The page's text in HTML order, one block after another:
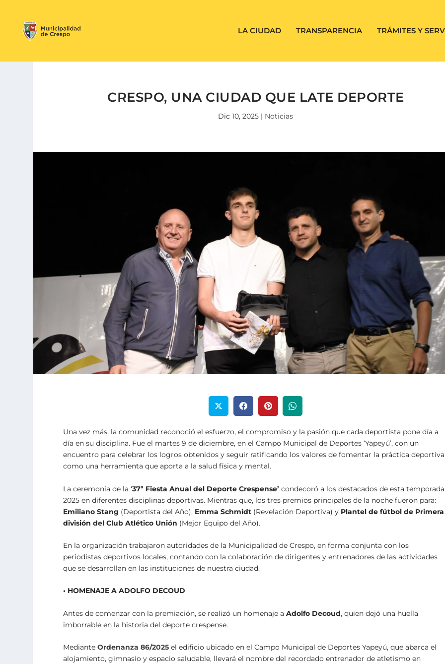
LA CIUDAD TRANSPARENCIA TRÁMITES Y
CRESPO, UNA CIUDAD QUE LATE DEPORTE
Dic 10, 2025 | Noticias
Una vez más, la comunidad reconoció el esfuerzo, el compromiso y la pasión que cada deportista pone día a
día en su disciplina. Fue el martes 9 de diciembre, en el Campo Municipal de Deportes ‘Yapeyú’, con un
encuentro para celebrar los logros obtenidos y seguir ratificando los valores de fomentar la práctica deportiva
como una herramienta que aporta a la salud física y mental.
La ceremonia de la ‘37ª Fiesta Anual del Deporte Crespense’ condecoró a los destacados de esta temporada
2025 en diferentes disciplinas deportivas. Mientras que, los tres premios principales de la noche fueron para:
Emiliano Stang (Deportista del Año), Emma Schmidt (Revelación Deportiva) y Plantel de fútbol de Primera
división del Club Atlético Unión (Mejor Equipo del Año).
En la organización trabajaron autoridades de la Municipalidad de Crespo, en forma conjunta con los
periodistas deportivos locales, contando con la colaboración de dirigentes y entrenadores de las actividades
que se desarrollan en las instituciones de nuestra ciudad.
• HOMENAJE A ADOLFO DECOUD
Antes de comenzar con la premiación, se realizó un homenaje aAdolfo Decoud, quien dejó una huella
imborrable en la historia del deporte crespense.
MedianteOrdenanza 86/2025 el edificio ubicado en el Campo Municipal de Deportes Yapeyú, que abarca el
alojamiento, gimnasio y espacio saludable, llevará el nombre del recordado entrenador de atletismo en